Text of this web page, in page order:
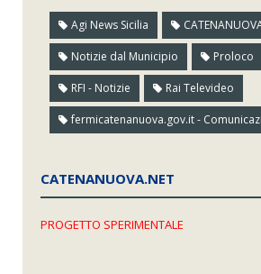
Agi News Sicilia
Notizie dal Municipio Proloco
RFI - Notizie Rai Televideo
fermicatenanuova.gov.it -
CATENANUOVA.NET
PROGETTO SPERIMENTALE